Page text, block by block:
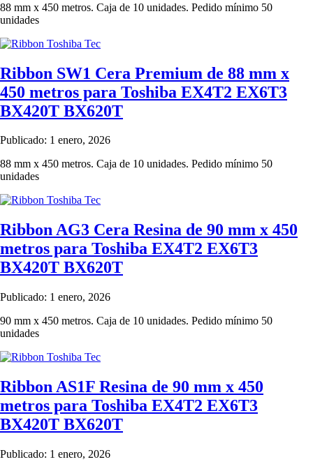
88 mm x 450 metros. Caja de 10 unidades. Pedido mínimo 50
unidades
Ribbon SW1 Cera Premium de 88 mm x
450 metros para Toshiba EX4T2 EX6T3
BX420T BX620T
Publicado: 1 enero, 2026
88 mm x 450 metros. Caja de 10 unidades. Pedido mínimo 50
unidades
Ribbon AG3 Cera Resina de 90 mm x 450
metros para Toshiba EX4T2 EX6T3
BX420T BX620T
Publicado: 1 enero, 2026
90 mm x 450 metros. Caja de 10 unidades. Pedido mínimo 50
unidades
Ribbon AS1F Resina de 90 mm x 450
metros para Toshiba EX4T2 EX6T3
BX420T BX620T
Publicado: 1 enero, 2026